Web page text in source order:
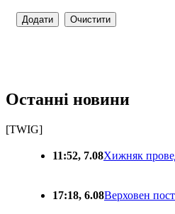
Останні новини
[TWIG]
11:52, 7.08Хижняк
17:18, 6.08Верховен